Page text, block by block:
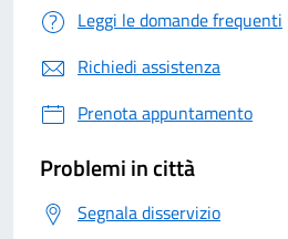
Leggi le domande frequenti
Richiedi assistenza
Prenota appuntamento
Problemi in città
Segnala disservizio